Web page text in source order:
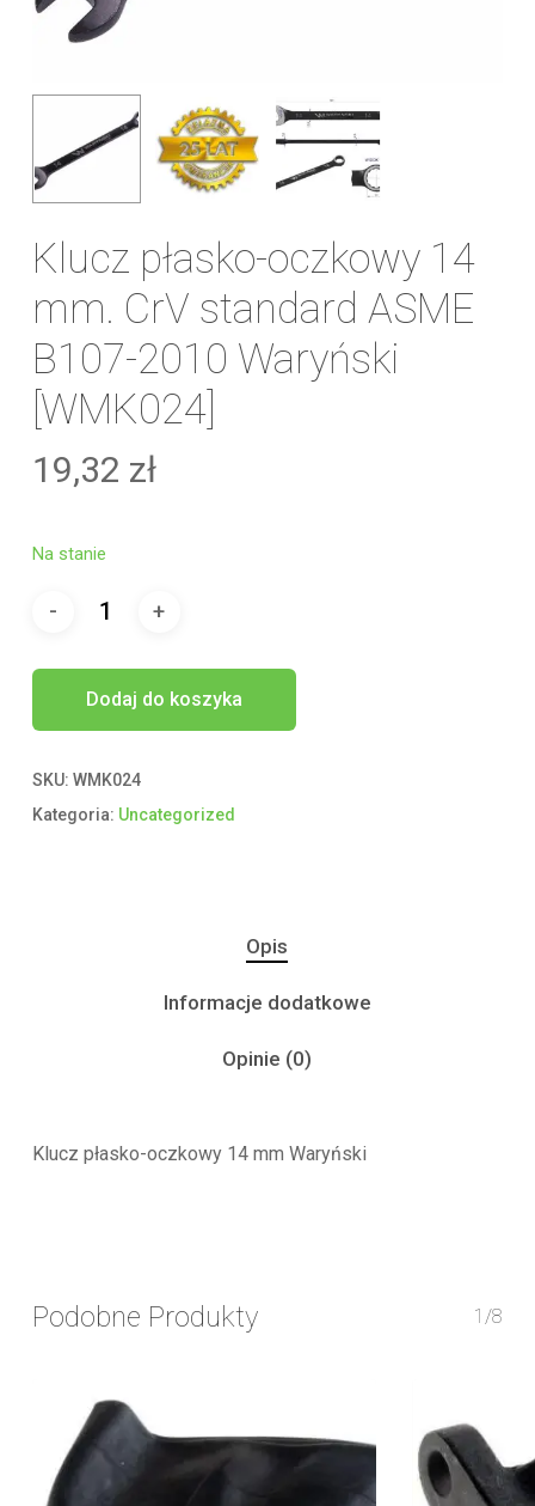
Klucz płasko-oczkowy 14
mm. CrV standard ASME
B107-2010 Waryński
[WMK024]
19,32 zł
Na stanie
Dodaj do koszyka
SKU: WMK024
Kategoria: Uncategorized
Opis
Informacje dodatkowe
Opinie (0)
Klucz płasko-oczkowy 14 mm Waryński
Podobne Produkty 1/8